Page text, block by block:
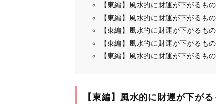
【東編】風水的に財運が下がるも
【東編】風水的に財運が下がるも
【東編】風水的に財運が下がるも
【東編】風水的に財運が下がるも
【東編】風水的に財運が下がるも
【東編】風水的に財運が下が